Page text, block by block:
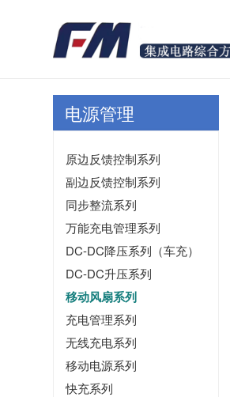
电源管理
原边反馈控制系列
副边反馈控制系列
同步整流系列
万能充电管理系列
DC-DC降压系列（车充）
DC-DC升压系列
移动风扇系列
充电管理系列
无线充电系列
移动电源系列
快充系列